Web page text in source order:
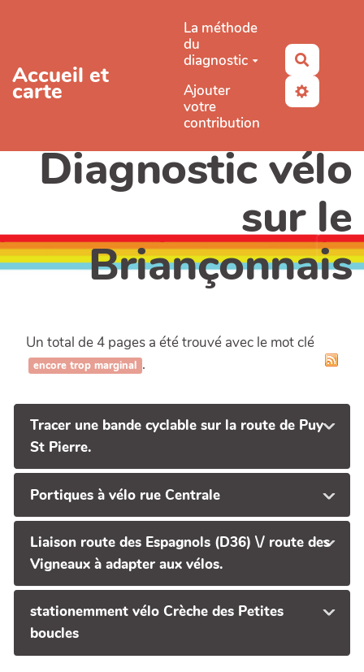
Accueil et
carte
La méthode
du
diagnostic
Ajouter
votre
contribution
Diagnostic vélo
sur le
Briançonnais
Un total de 4 pages a été trouvé avec le mot clé
encore trop marginal .
Tracer une bande cyclable sur la route de Puy
St Pierre.
Portiques à vélo rue Centrale
Liaison route des Espagnols (D36) \/ route des
Vigneaux à adapter aux vélos.
stationemment vélo Crèche des Petites
boucles